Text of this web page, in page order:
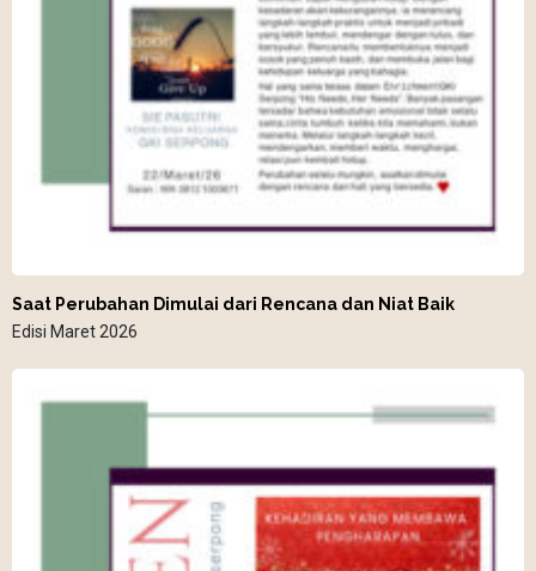
Saat Perubahan Dimulai dari Rencana dan Niat Baik
Edisi Maret 2026